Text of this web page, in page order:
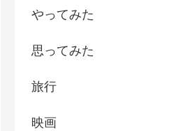
やってみた
思ってみた
旅行
映画